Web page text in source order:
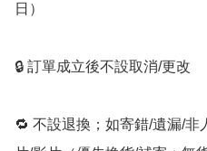
日）
🔒 訂單成立後不設取消/更改
🔁 不設退換；如寄錯/遺漏/